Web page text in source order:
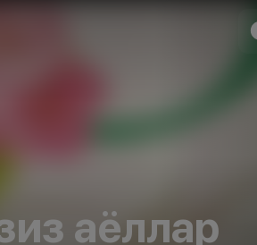
аёллар